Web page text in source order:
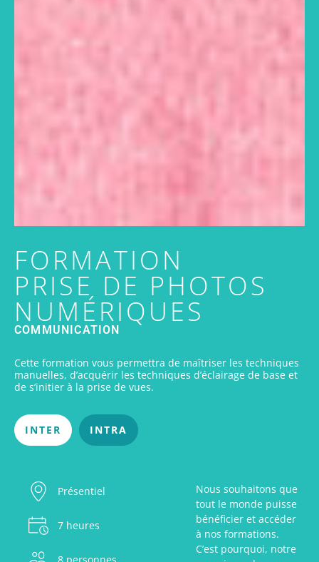
FORMATION
PRISE DE PHOTOS
NUMÉRIQUES
COMMUNICATION
Cette formation vous permettra de maîtriser les techniques
manuelles, d’acquérir les techniques d’éclairage de base et
de s’initier à la prise de vues.
INTER INTRA
Présentiel
7 heures
Nous souhaitons que
tout le monde puisse
bénéficier et accéder
à nos formations.
C’est pourquoi, notre